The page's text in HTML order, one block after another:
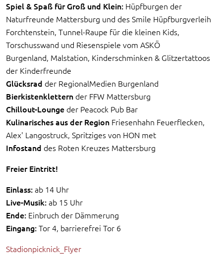
Spiel & Spaß für Groß und Klein: Hüpfburgen der
Naturfreunde Mattersburg und des Smile Hüpfburgverleih
Forchtenstein, Tunnel-Raupe für die kleinen Kids,
Torschusswand und Riesenspiele vom ASKÖ
Burgenland, Malstation, Kinderschminken & Glitzertattoos
der Kinderfreunde
Glücksrad der RegionalMedien Burgenland
Bierkistenklettern der FFW Mattersburg
Chillout-Lounge der Peacock Pub Bar
Kulinarisches aus der Region Friesenhahn Feuerflecken,
Alex' Langostruck, Spritziges von HON met
Infostand des Roten Kreuzes Mattersburg
Freier Eintritt!
Einlass:ab 14 Uhr
Live-Musik:ab 15 Uhr
Ende: Einbruch der Dämmerung
Eingang:Tor 4, barrierefrei Tor 6
Stadionpicknick_Flyer